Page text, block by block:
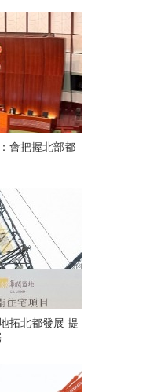
會把握北部都
拓北都發展 提